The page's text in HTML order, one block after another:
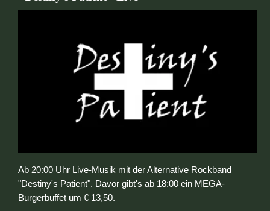
Ab 20:00 Uhr Live-Musik mit der Alternative Rockband
"Destiny's Patient". Davor gibt's ab 18:00 ein MEGA-
Burgerbuffet um € 13,50.